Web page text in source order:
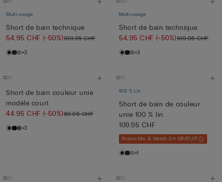
Multi-usage
Short de bain technique
54.95 CHF (-50%)109.95 CHF
+3
Multi-usage
Short de bain technique
54.95 CHF (-50%)109.95 CHF
+3
Short de bain couleur unie
modèle court
44.95 CHF (-50%)89.95 CHF
+3
100 % Lin
Short de bain de couleur
unie 100 % lin
109.95 CHF
Promo Mix & Match 3+1 GRATUIT
+1